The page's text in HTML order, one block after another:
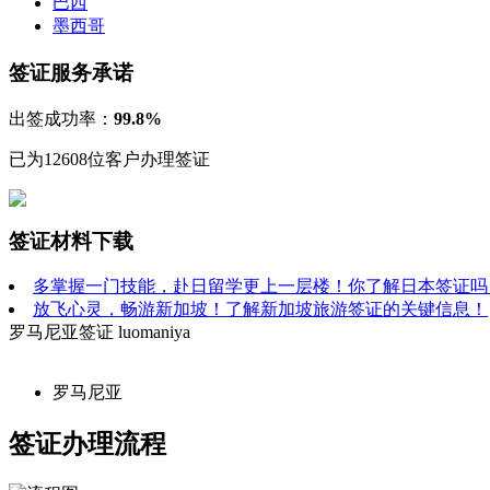
墨西哥
签证服务承诺
出签成功率： 99.8%
已为12608位客户办理签证
签证材料下载
多掌握一门技能，赴日留学更上一层楼！你了解日本签证
放飞心灵，畅游新加坡！了解新加坡旅游签证的关键信息！
罗马尼亚签证 luomaniya
罗马尼亚
签证办理流程